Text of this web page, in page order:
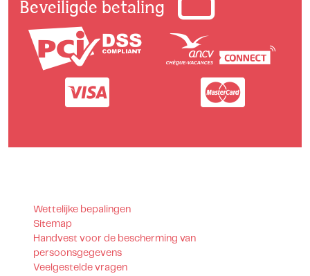
Beveiligde betaling
Wettelijke bepalingen
Sitemap
Handvest voor de bescherming van
persoonsgegevens
Veelgestelde vragen